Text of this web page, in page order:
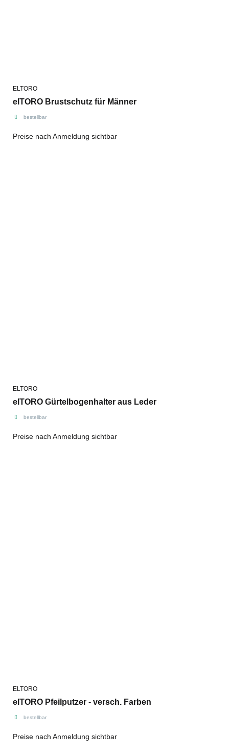
ELTORO
elTORO Brustschutz für Männer
bestellbar
Preise nach Anmeldung sichtbar
ELTORO
elTORO Gürtelbogenhalter aus Leder
bestellbar
Preise nach Anmeldung sichtbar
ELTORO
elTORO Pfeilputzer - versch. Farben
bestellbar
Preise nach Anmeldung sichtbar